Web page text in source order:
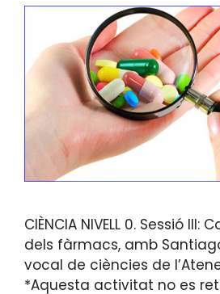
CIÈNCIA NIVELL 0. Sessió
dels fàrmacs, amb
vocal de ciències de
*Aquesta activitat no es